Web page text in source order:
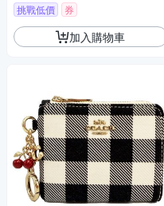
挑戰低價 券
加入購物車